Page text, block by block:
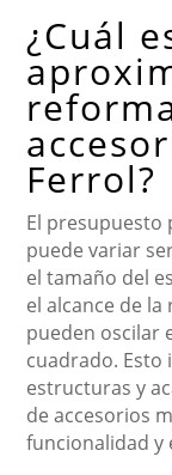
¿Cuál
Ferrol?
El presupuesto
puede variar
el tamaño del
el alcance de
pueden oscilar
cuadrado. Esto
estructuras y
de accesorios
funcionalidad y